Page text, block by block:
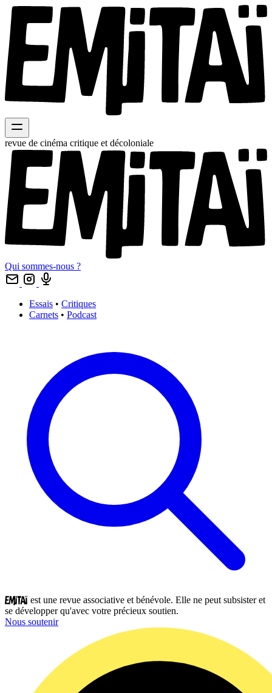
revue de cinéma critique et décoloniale
Qui sommes-nous ?
Essais • Critiques
Carnets • Podcast
est une revue associative et bénévole. Elle ne peut subsister et
se développer qu'avec votre précieux soutien.
Nous soutenir